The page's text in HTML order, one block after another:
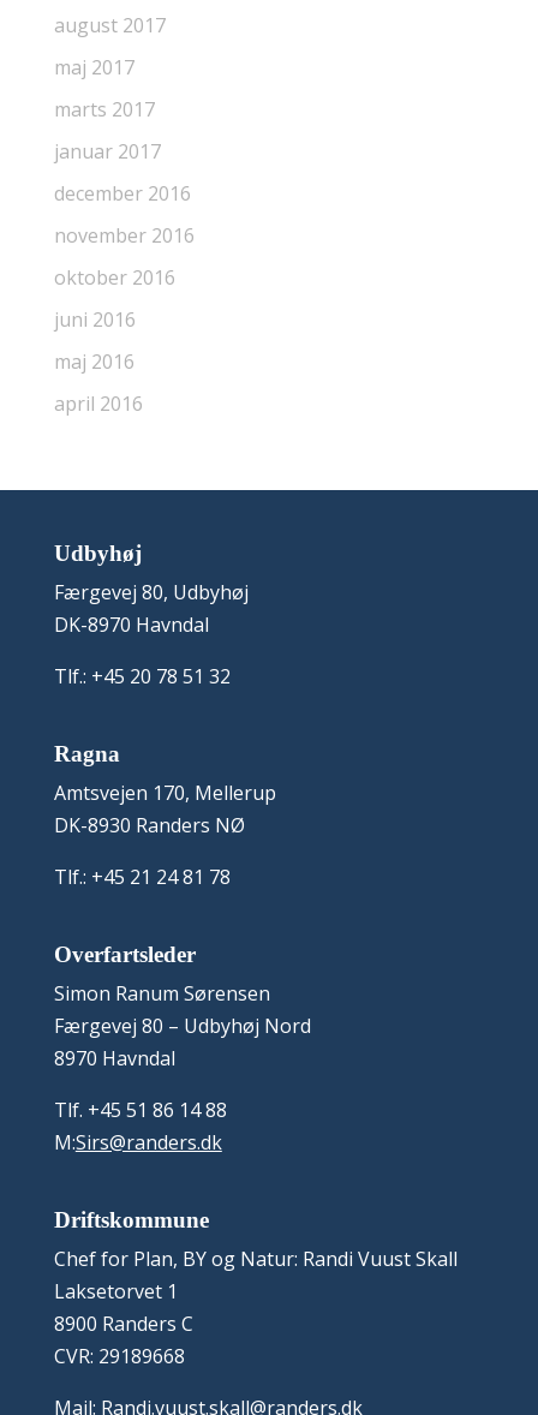
august 2017
maj 2017
marts 2017
januar 2017
december 2016
november 2016
oktober 2016
juni 2016
maj 2016
april 2016
Udbyhøj
Færgevej 80, Udbyhøj
DK-8970 Havndal
Tlf.: +45 20 78 51 32
Ragna
Amtsvejen 170, Mellerup
DK-8930 Randers NØ
Tlf.: +45 21 24 81 78
Overfartsleder
Simon Ranum Sørensen
Færgevej 80 – Udbyhøj Nord
8970 Havndal
Tlf. +45 51 86 14 88
M:Sirs@randers.dk
Driftskommune
Chef for Plan, BY og Natur: Randi Vuust Skall
Laksetorvet 1
8900 Randers C
CVR: 29189668
Mail: Randi.vuust.skall@randers.dk